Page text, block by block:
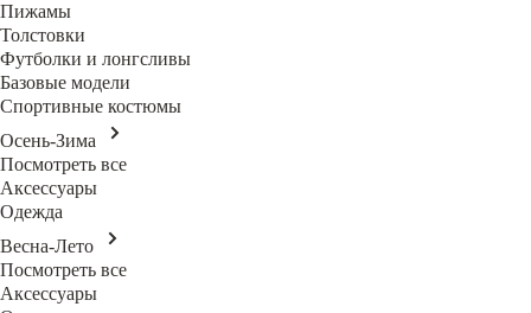
Пижамы
Толстовки
Футболки и лонгсливы
Базовые модели
Спортивные костюмы
Осень-Зима
Посмотреть все
Аксессуары
Одежда
Весна-Лето
Посмотреть все
Аксессуары